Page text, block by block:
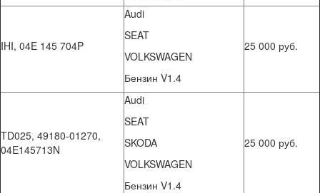
IHI, 04E 145 704P
Audi
SEAT
VOLKSWAGEN
Бензин V1.4
25 000 руб.
TD025, 49180-01270,
04E145713N
Audi
SEAT
SKODA
VOLKSWAGEN
Бензин V1.4
25 000 руб.